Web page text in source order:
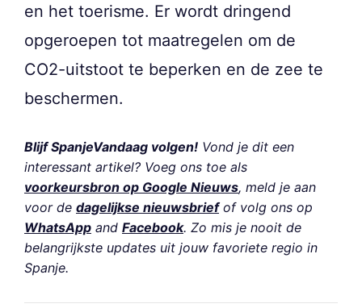
en het toerisme. Er wordt dringend
opgeroepen tot maatregelen om de
CO2-uitstoot te beperken en de zee te
beschermen.
Blijf SpanjeVandaag volgen! Vond je dit een
interessant artikel? Voeg ons toe als
voorkeursbron op Google Nieuws, meld je aan
voor de dagelijkse nieuwsbriefof volg ons op
WhatsApp and Facebook. Zo mis je nooit de
belangrijkste updates uit jouw favoriete regio in
Spanje.